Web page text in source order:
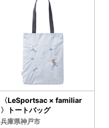
〈LeSportsac × familiar
〉トートバッグ
兵庫県神戸市